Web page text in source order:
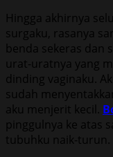
Hingga akhirnya
surgaku, rasanya
benda sekeras dan
urat-uratnya yang
dinding vaginaku.
sudah
aku menjerit kecil.
pinggulnya ke atas
tubuhku naik-turun.